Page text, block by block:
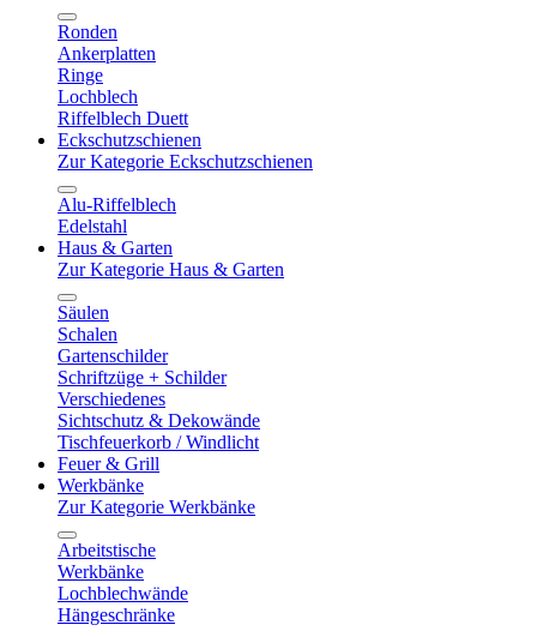
Ronden
Ankerplatten
Ringe
Lochblech
Riffelblech Duett
Eckschutzschienen
Zur Kategorie Eckschutzschienen
Alu-Riffelblech
Edelstahl
Haus & Garten
Zur Kategorie Haus & Garten
Säulen
Schalen
Gartenschilder
Schriftzüge + Schilder
Verschiedenes
Sichtschutz & Dekowände
Tischfeuerkorb / Windlicht
Feuer & Grill
Werkbänke
Zur Kategorie Werkbänke
Arbeitstische
Werkbänke
Lochblechwände
Hängeschränke